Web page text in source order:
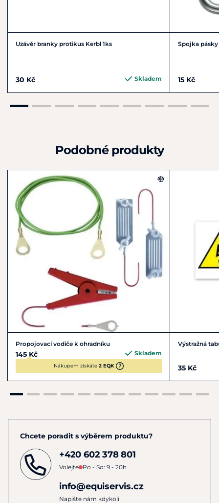
Uzávěr branky protikus Kerbl 1ks
30 Kč Skladem
Spojka pásky
15 Kč
Podobné produkty
Propojovací vodiče k ohradníku
145 Kč Skladem
Nákupem získáte 2 EQK
Výstražná
35 Kč
Chcete poradit s výběrem produktu?
+420 602 378 801
Volejte Po - So: 9 - 20h
info@equiservis.cz
Napište nám kdykoli